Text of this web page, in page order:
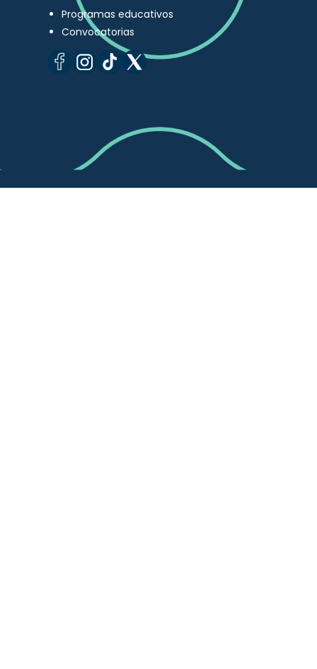
Programas educativos
Convocatorias